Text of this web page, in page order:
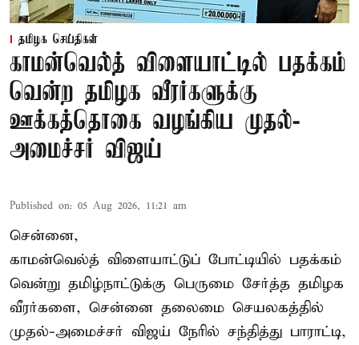
தமிழக செய்திகள்
காமன்வெல்த் விளையாட்டில் பதக்கம்
வென்ற தமிழக வீரர்களுக்கு
ஊக்கத்தொகை வழங்கிய முதல்-
அமைச்சர் விஜய்
Published on: 05 Aug 2026, 11:21 am
சென்னை,
காமன்வெல்த் விளையாட்டுப் போட்டியில் பதக்கம்
வென்று தமிழ்நாட்டுக்கு பெருமை சேர்த்த தமிழக
வீரர்களை, சென்னை தலைமை செயலகத்தில்
முதல்-அமைச்சர் விஜய் நேரில் சந்தித்து பாராட்டி,